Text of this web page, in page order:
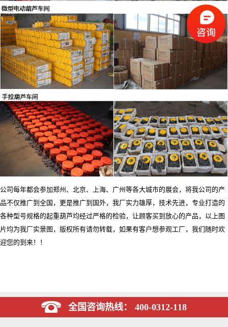
公司每年都会参加郑州、北京、上海、广州等各大城市的展会，将我公司的产
品不仅推广到全国，更是推广到国外，我厂实力雄厚，技术先进，专业打造的
各种型号规格的起重葫芦均经过严格的检验，让顾客买到放心的产品，以上图
片均为我厂实景图，版权所有请勿转载，如果有客户想参观工厂，我们随时欢
迎您的到来！！
全国咨询热线： 400-0312-118